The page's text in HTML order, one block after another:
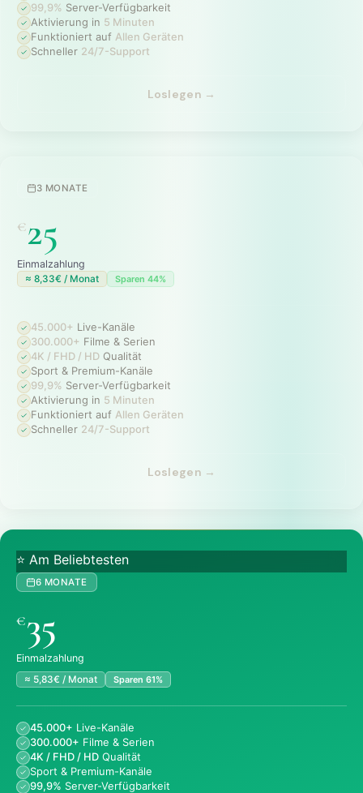
99,9% Server-Verfügbarkeit
Aktivierung in 5 Minuten
Funktioniert auf Allen Geräten
Schneller 24/7-Support
Loslegen →
3 MONATE
€25
Einmalzahlung
≈ 8,33€ / Monat Sparen 44%
45.000+ Live-Kanäle
300.000+ Filme & Serien
4K / FHD / HD Qualität
Sport & Premium-Kanäle
99,9% Server-Verfügbarkeit
Aktivierung in 5 Minuten
Funktioniert auf Allen Geräten
Schneller 24/7-Support
Loslegen →
⭐ Am Beliebtesten
6 MONATE
€35
Einmalzahlung
≈ 5,83€ / Monat Sparen 61%
45.000+ Live-Kanäle
300.000+ Filme & Serien
4K / FHD / HD Qualität
Sport & Premium-Kanäle
99,9% Server-Verfügbarkeit